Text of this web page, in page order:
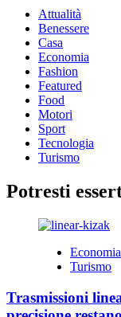
Attualità
Benessere
Casa
Economia
Fashion
Featured
Food
Motori
Sport
Tecnologia
Turismo
Potresti
Economia
Turismo
Trasmissioni